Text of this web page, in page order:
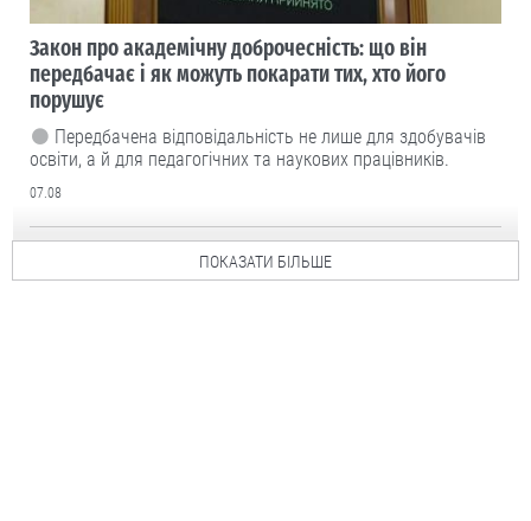
Закон про академічну доброчесність: що він
передбачає і як можуть покарати тих, хто його
порушує
Передбачена відповідальність не лише для здобувачів
освіти, а й для педагогічних та наукових працівників.
07.08
ПОКАЗАТИ БІЛЬШЕ